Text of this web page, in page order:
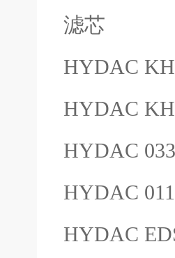
滤芯
HYDAC
HYDAC
HYDAC
HYDAC
HYDAC